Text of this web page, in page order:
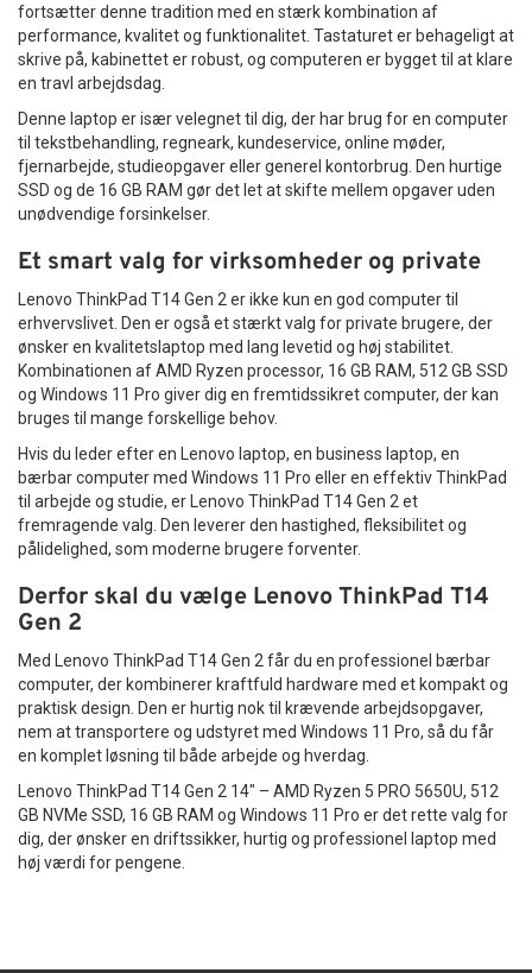
fortsætter denne tradition med en stærk kombination af
performance, kvalitet og funktionalitet. Tastaturet er behageligt at
skrive på, kabinettet er robust, og computeren er bygget til at klare
en travl arbejdsdag.
Denne laptop er især velegnet til dig, der har brug for en computer
til tekstbehandling, regneark, kundeservice, online møder,
fjernarbejde, studieopgaver eller generel kontorbrug. Den hurtige
SSD og de 16 GB RAM gør det let at skifte mellem opgaver uden
unødvendige forsinkelser.
Et smart valg for virksomheder og private
Lenovo ThinkPad T14 Gen 2 er ikke kun en god computer til
erhvervslivet. Den er også et stærkt valg for private brugere, der
ønsker en kvalitetslaptop med lang levetid og høj stabilitet.
Kombinationen af AMD Ryzen processor, 16 GB RAM, 512 GB SSD
og Windows 11 Pro giver dig en fremtidssikret computer, der kan
bruges til mange forskellige behov.
Hvis du leder efter en Lenovo laptop, en business laptop, en
bærbar computer med Windows 11 Pro eller en effektiv ThinkPad
til arbejde og studie, er Lenovo ThinkPad T14 Gen 2 et
fremragende valg. Den leverer den hastighed, fleksibilitet og
pålidelighed, som moderne brugere forventer.
Derfor skal du vælge Lenovo ThinkPad T14
Gen 2
Med Lenovo ThinkPad T14 Gen 2 får du en professionel bærbar
computer, der kombinerer kraftfuld hardware med et kompakt og
praktisk design. Den er hurtig nok til krævende arbejdsopgaver,
nem at transportere og udstyret med Windows 11 Pro, så du får
en komplet løsning til både arbejde og hverdag.
Lenovo ThinkPad T14 Gen 2 14" – AMD Ryzen 5 PRO 5650U, 512
GB NVMe SSD, 16 GB RAM og Windows 11 Pro er det rette valg for
dig, der ønsker en driftssikker, hurtig og professionel laptop med
høj værdi for pengene.